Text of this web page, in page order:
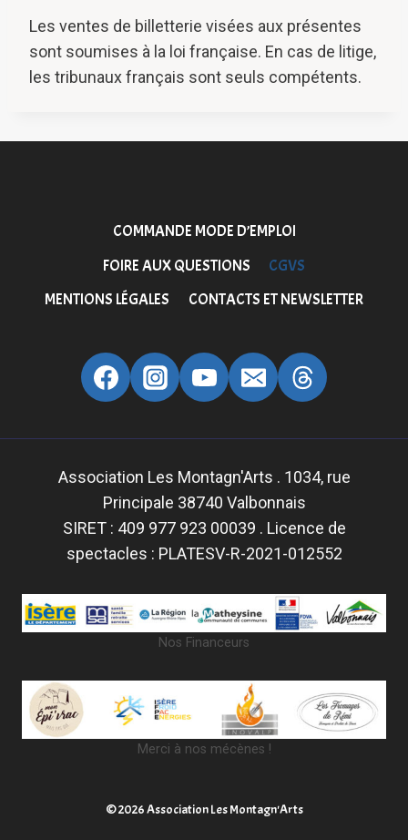
Les ventes de billetterie visées aux présentes
sont soumises à la loi française. En cas de litige,
les tribunaux français sont seuls compétents.
COMMANDE MODE D’EMPLOI
FOIRE AUX QUESTIONS
CGVS
MENTIONS LÉGALES
CONTACTS ET NEWSLETTER
Association Les Montagn'Arts . 1034, rue
Principale 38740 Valbonnais
SIRET : 409 977 923 00039 . Licence de
spectacles : PLATESV-R-2021-012552
Nos Financeurs
Merci à nos mécènes !
© 2026 Association Les Montagn'Arts